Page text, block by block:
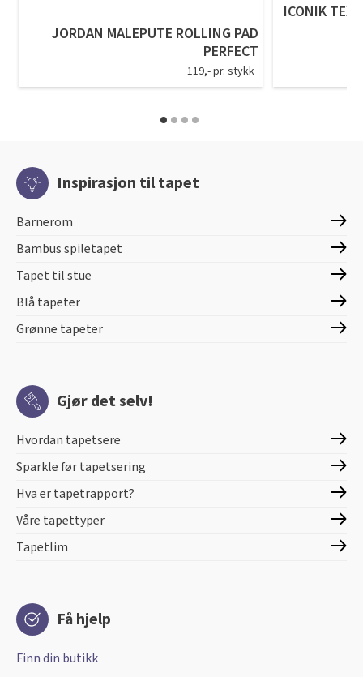
JORDAN MALEPUTE ROLLING PAD
PERFECT
119,- pr. stykk
ICONIK
Inspirasjon til tapet
Barnerom
Bambus spiletapet
Tapet til stue
Blå tapeter
Grønne tapeter
Gjør det selv!
Hvordan tapetsere
Sparkle før tapetsering
Hva er tapetrapport?
Våre tapettyper
Tapetlim
Få hjelp
Finn din butikk